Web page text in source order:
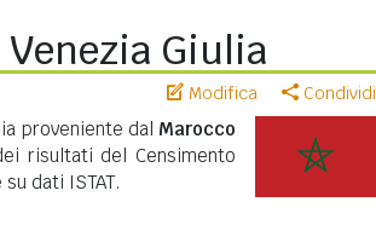
Giulia
Modifica Condividi
proveniente dal Marocco
risultati del Censimento
dati ISTAT.